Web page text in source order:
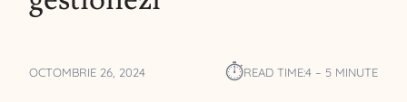
OCTOMBRIE 26, 2024 ⏱︎READ TIME:4 – 5 MINUTE